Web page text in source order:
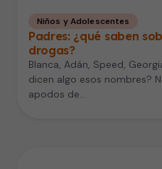
Niños y Adolescentes
Padres: ¿qué saben
drogas?
Blanca, Adán, Speed,
dicen algo esos nombres?
apodos de…